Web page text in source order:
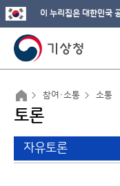
이 누리집은 대한민국
참여·소통 소통
토론
자유토론